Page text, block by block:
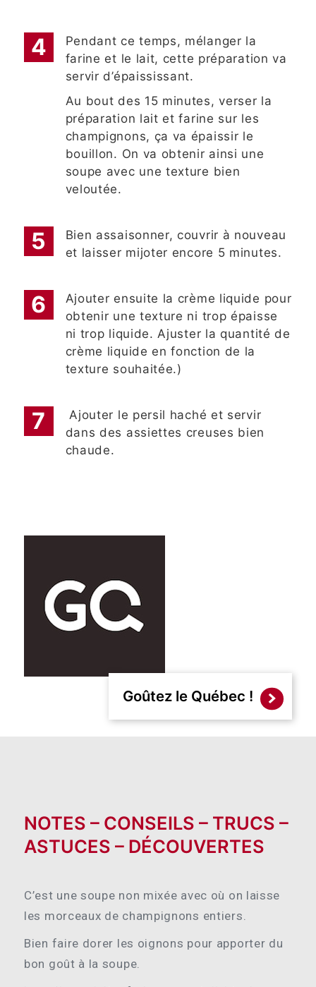
Pendant ce temps, mélanger la
farine et le lait, cette préparation va
servir d’épaississant.
Au bout des 15 minutes, verser la
préparation lait et farine sur les
champignons, ça va épaissir le
bouillon. On va obtenir ainsi une
soupe avec une texture bien
veloutée.
Bien assaisonner, couvrir à nouveau
et laisser mijoter encore 5 minutes.
Ajouter ensuite la crème liquide pour
obtenir une texture ni trop épaisse
ni trop liquide. Ajuster la quantité de
crème liquide en fonction de la
texture souhaitée.)
Ajouter le persil haché et servir
dans des assiettes creuses bien
chaude.
Goûtez le Québec !
NOTES – CONSEILS – TRUCS –
ASTUCES – DÉCOUVERTES
C’est une soupe non mixée avec où on laisse
les morceaux de champignons entiers.
Bien faire dorer les oignons pour apporter du
bon goût à la soupe.